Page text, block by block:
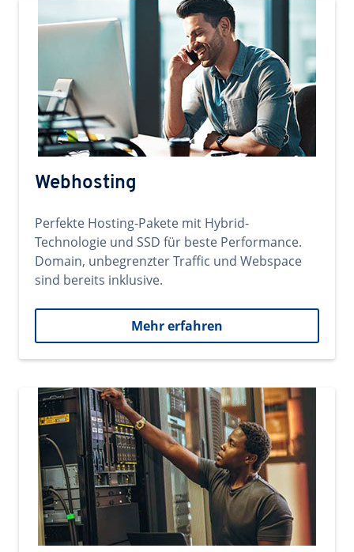
Webhosting
Perfekte Hosting-Pakete mit Hybrid-
Technologie und SSD für beste Performance.
Domain, unbegrenzter Traffic und Webspace
sind bereits inklusive.
Mehr erfahren